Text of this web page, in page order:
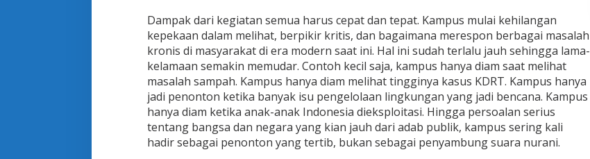
Dampak dari kegiatan semua harus cepat dan tepat. Kampus mulai kehilangan
kepekaan dalam melihat, berpikir kritis, dan bagaimana merespon berbagai masalah
kronis di masyarakat di era modern saat ini. Hal ini sudah terlalu jauh sehingga lama-
kelamaan semakin memudar. Contoh kecil saja, kampus hanya diam saat melihat
masalah sampah. Kampus hanya diam melihat tingginya kasus KDRT. Kampus hanya
jadi penonton ketika banyak isu pengelolaan lingkungan yang jadi bencana. Kampus
hanya diam ketika anak-anak Indonesia dieksploitasi. Hingga persoalan serius
tentang bangsa dan negara yang kian jauh dari adab publik, kampus sering kali
hadir sebagai penonton yang tertib, bukan sebagai penyambung suara nurani.